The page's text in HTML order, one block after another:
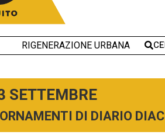
RIGENERAZIONE URBANA
SETTEMBRE
DI DIARIO